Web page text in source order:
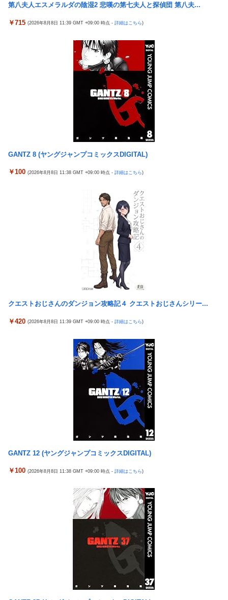
【ハコヅメ】 第6話 感想 誰よりも早く！【～交番女子の逆襲～】
【日向坂46】 藤嶌果歩さん"ホンモノ"感が凄い・・・
【画像】日本ってなんでここ埋め立てないの？
休日に甥っ子をアポなし託児を押し付けてきた兄嫁！「テレビで
も見せといてw」と言うので『Gガンダム』を一気見させた結
果……甥っ子が重度の中二病を発症して家で大暴れｗｗ
佐藤二朗、妻とのハグを報告「文〇砲より遥かに威力は弱いが、
僕のノロケ砲をお見舞いする」
「フリルもリボンもたくさんがいいのよね、ふふっ♪」対魔忍
RPG・新イベント『バニーとヨミハラクライシス』
【パシフィック・リム】 MODEROID「ジプシー・デンジャー」
プラモデル【10日予約開始】
久保優太(38)、10代の女性と再婚
元EXILE・黒木啓司、妻・宮崎麗果被告へのDV事案で逮捕 宮崎
は全身打撲、頭部裂傷及び打撲、頸部損傷の怪我
【悲報】ラッパーさん、札束披露するもネット民から新社会人の
初ボーナスくらいしかないと笑われる
職場の人妻と不倫をして、ついに、、、
打2打点1HR】
オアルバムがOasisの2ndに認定される。
高市総理「物価上昇を上回る賃上げを日本に定着させる」→国家
公務員の月給大幅増額(約3.5%⤴)へ→庶民「え、ワイらは❓」
【動画】これはお見事。中国重慶市で珍しい事故が撮影される。
【画像】イマドキ女子「クレジットカードの正しい使い方がコチ
フロム「『The Duskbloods』ネットワークテストに沢山のご応
募をいただき誠にありがとうございました｡」
ベルセルク、今どうなっているのか誰も知らない
第八夫人エスメラルダの陰湿2 悲嘆の第七夫人と探偵団 第八夫...
￥715 (2026年8月8日 11:39 GMT +09:00 時点 - 詳細はこちら)
GANTZ 8 (ヤングジャンプコミックスDIGITAL)
￥100 (2026年8月8日 11:38 GMT +09:00 時点 - 詳細はこちら)
クエストおじさんのダンジョン攻略記４ クエストおじさんシリー...
￥420 (2026年8月8日 11:39 GMT +09:00 時点 - 詳細はこちら)
GANTZ 12 (ヤングジャンプコミックスDIGITAL)
￥100 (2026年8月8日 11:38 GMT +09:00 時点 - 詳細はこちら)